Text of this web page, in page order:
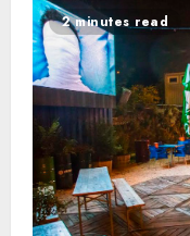
2 minutes read